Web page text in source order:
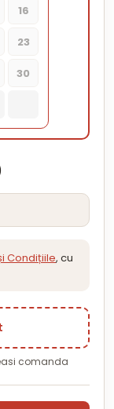
16
23
30
Condițiile, cu
comanda